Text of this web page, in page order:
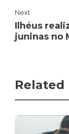
Next
Ilhéus
juninas no
Related